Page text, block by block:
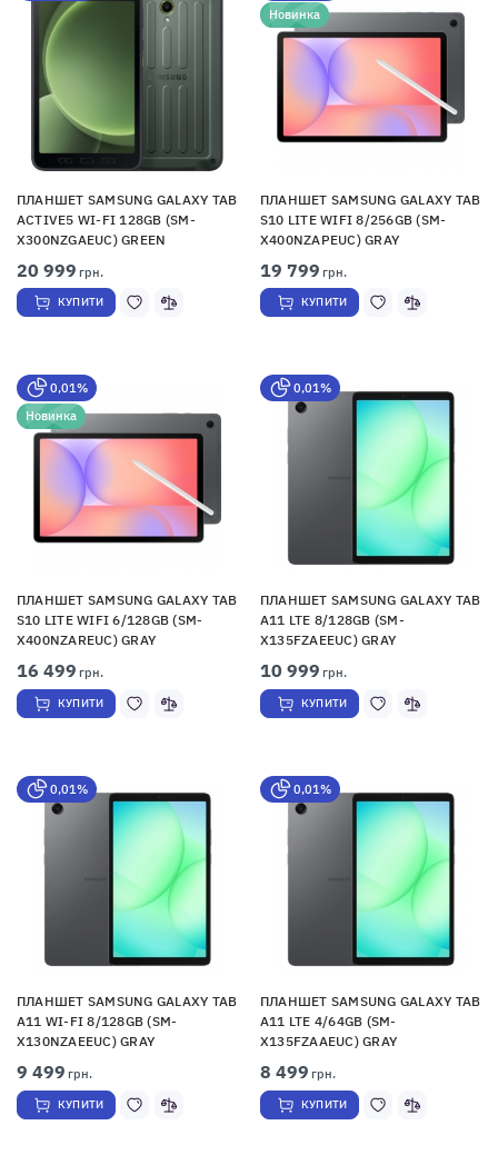
ПЛАНШЕТ SAMSUNG GALAXY TAB
ACTIVE5 WI-FI 128GB (SM-
X300NZGAEUC) GREEN
20 999 грн.
КУПИТИ
Новинка
ПЛАНШЕТ SAMSUNG GALAXY TAB
S10 LITE WIFI 8/256GB (SM-
X400NZAPEUC) GRAY
19 799 грн.
КУПИТИ
0,01%
Новинка
ПЛАНШЕТ SAMSUNG GALAXY TAB
S10 LITE WIFI 6/128GB (SM-
X400NZAREUC) GRAY
16 499 грн.
КУПИТИ
0,01%
ПЛАНШЕТ SAMSUNG GALAXY TAB
A11 LTE 8/128GB (SM-
X135FZAEEUC) GRAY
10 999 грн.
КУПИТИ
0,01%
ПЛАНШЕТ SAMSUNG GALAXY TAB
A11 WI-FI 8/128GB (SM-
X130NZAEEUC) GRAY
9 499 грн.
КУПИТИ
0,01%
ПЛАНШЕТ SAMSUNG GALAXY TAB
A11 LTE 4/64GB (SM-
X135FZAAEUC) GRAY
8 499 грн.
КУПИТИ